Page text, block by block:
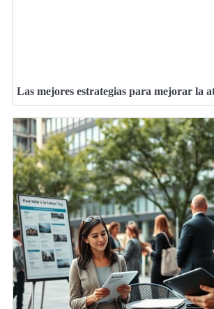
Las mejores estrategias para mejorar la